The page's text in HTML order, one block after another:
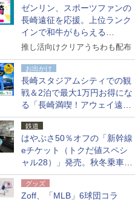
ゼンリン、スポーツファンの
長崎遠征を応援。上位ランク
インで和牛がもらえる
「GO！GO！長崎スタンプラ
推し活向けクリアうちわも配布
お出かけ
長崎スタジアムシティでの観
戦＆2泊で最大1万円お得にな
る「長崎満喫！アウェイ遠征
応援キャンペーン」
鉄道
はやぶさ50％オフの「新幹線
eチケット（トクだ値スペシ
ャル28）」発売。秋冬乗車
分、えきねっと限定
グッズ
Zoff、「MLB」6球団コラ